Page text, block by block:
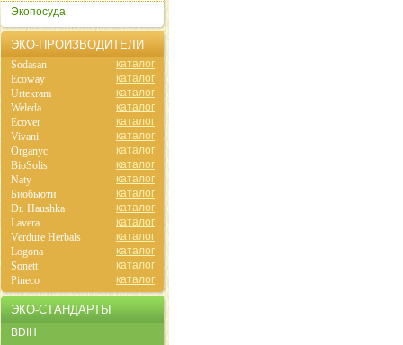
Экопосуда
ЭКО-ПРОИЗВОДИТЕЛИ
Sodasan
каталог
Ecoway
каталог
Urtekram
каталог
Weleda
каталог
Ecover
каталог
Vivani
каталог
Organyc
каталог
BioSolis
каталог
Naty
каталог
Биобьюти
каталог
Dr. Haushka
каталог
Lavera
каталог
Verdure Herbals
каталог
Logona
каталог
Sonett
каталог
Pineco
каталог
ЭКО-СТАНДАРТЫ
BDIH